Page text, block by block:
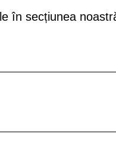
în secțiunea